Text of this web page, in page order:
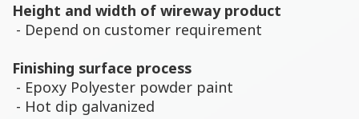
Height and width of wireway product
- Depend on customer requirement
Finishing surface process
- Epoxy Polyester powder paint
- Hot dip galvanized